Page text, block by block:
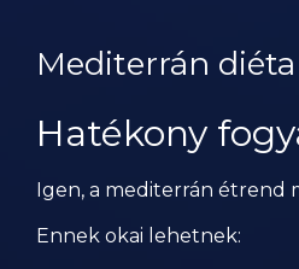
Mediterrán
Hatékony
Igen, a mediterrán étrend
Ennek okai lehetnek: